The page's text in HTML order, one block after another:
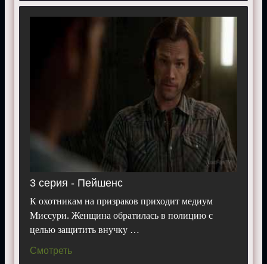
3 серия - Пейшенс
К охотникам на призраков приходит медиум
Миссури. Женщина обратилась в полицию с
целью защитить внучку …
Смотреть